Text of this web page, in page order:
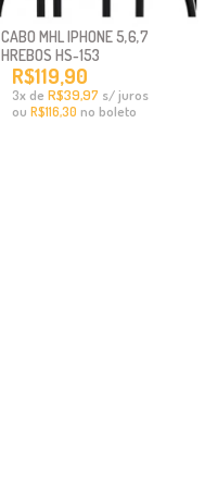
CABO MHL IPHONE 5,6,7
HREBOS HS-153
R$119,90
3x deR$39,97 s/ juros
ouR$116,30 no boleto